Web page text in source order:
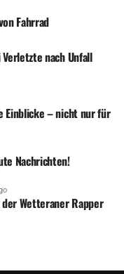
Fahrrad
nach Unfall
Einblicke – nicht nur für
Nachrichten!
der Wetteraner Rapper